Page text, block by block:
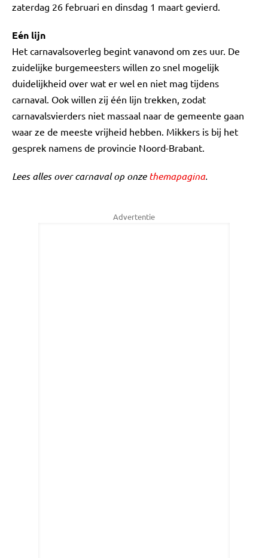
zaterdag 26 februari en dinsdag 1 maart gevierd.
Eén lijn
Het carnavalsoverleg begint vanavond om zes uur. De
zuidelijke burgemeesters willen zo snel mogelijk
duidelijkheid over wat er wel en niet mag tijdens
carnaval. Ook willen zij één lijn trekken, zodat
carnavalsvierders niet massaal naar de gemeente gaan
waar ze de meeste vrijheid hebben. Mikkers is bij het
gesprek namens de provincie Noord-Brabant.
Lees alles over carnaval op onzethemapagina.
Advertentie